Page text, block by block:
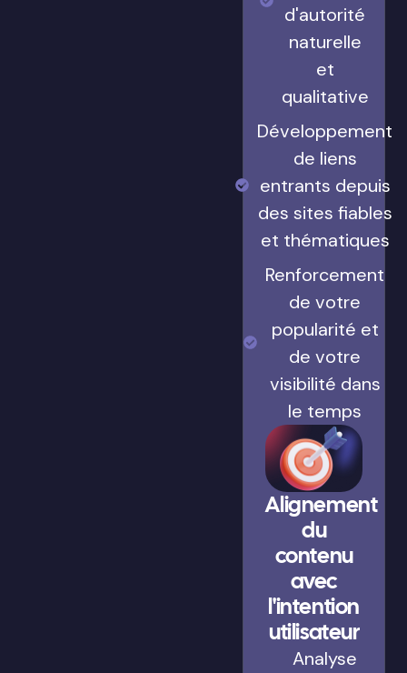
d'autorité
naturelle
et
qualitative
Développement
de liens
entrants depuis
des sites fiables
et thématiques
Renforcement
de votre
popularité et
de votre
visibilité dans
le temps
Alignement
du
contenu
avec
l'intention
utilisateur
Analyse